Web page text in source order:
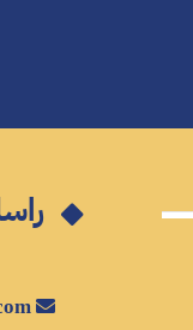
mm@mahdimansour.com